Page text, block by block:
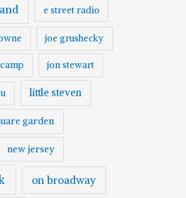
e street radio
joe grushecky
jon stewart
little steven
garden
new jersey
on broadway